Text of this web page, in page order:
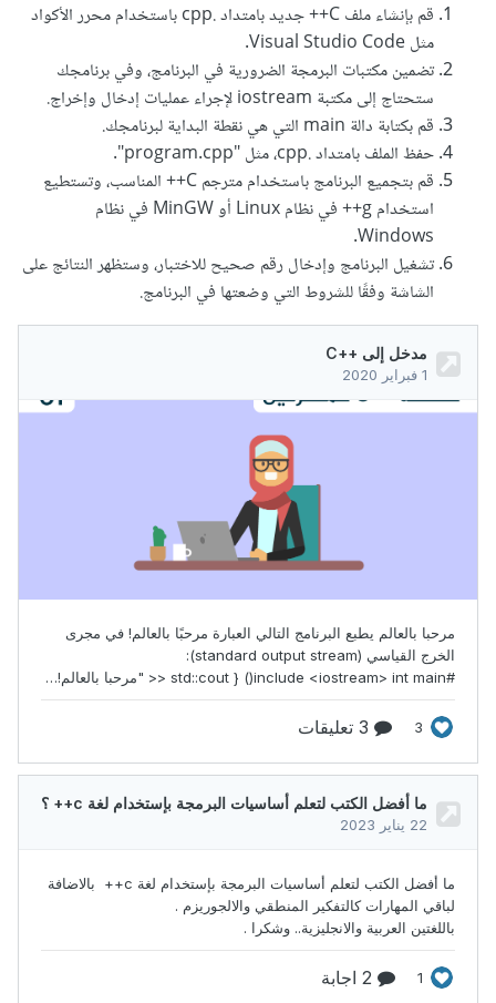
قم بإنشاء ملف C++ جديد بامتداد .cpp باستخدام محرر الأكواد
مثل Visual Studio Code.
تضمين مكتبات البرمجة الضرورية في البرنامج، وفي برنامجك
ستحتاج إلى مكتبة iostream لإجراء عمليات إدخال وإخراج.
قم بكتابة دالة main التي هي نقطة البداية لبرنامجك.
حفظ الملف بامتداد .cpp، مثل "program.cpp".
قم بتجميع البرنامج باستخدام مترجم C++ المناسب، وتستطيع
استخدام g++ في نظام Linux أو MinGW في نظام
Windows.
تشغيل البرنامج وإدخال رقم صحيح للاختبار، وستظهر النتائج على
الشاشة وفقًا للشروط التي وضعتها في البرنامج.